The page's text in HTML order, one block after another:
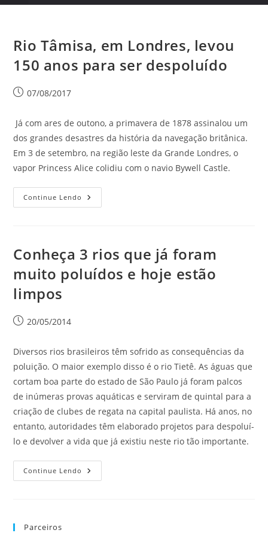
Rio Tâmisa, em Londres, levou
150 anos para ser despoluído
07/08/2017
Já com ares de outono, a primavera de 1878 assinalou um
dos grandes desastres da história da navegação britânica.
Em 3 de setembro, na região leste da Grande Londres, o
vapor Princess Alice colidiu com o navio Bywell Castle.
Continue Lendo
Conheça 3 rios que já foram
muito poluídos e hoje estão
limpos
20/05/2014
Diversos rios brasileiros têm sofrido as consequências da
poluição. O maior exemplo disso é o rio Tietê. As águas que
cortam boa parte do estado de São Paulo já foram palcos
de inúmeras provas aquáticas e serviram de quintal para a
criação de clubes de regata na capital paulista. Há anos, no
entanto, autoridades têm elaborado projetos para despoluí-
lo e devolver a vida que já existiu neste rio tão importante.
Continue Lendo
Parceiros